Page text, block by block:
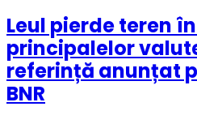
Leul pierde teren
principalelor
referință anunțat
BNR